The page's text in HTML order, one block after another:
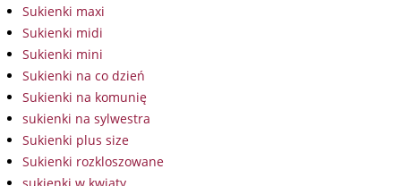
Sukienki maxi
Sukienki midi
Sukienki mini
Sukienki na co dzień
Sukienki na komunię
sukienki na sylwestra
Sukienki plus size
Sukienki rozkloszowane